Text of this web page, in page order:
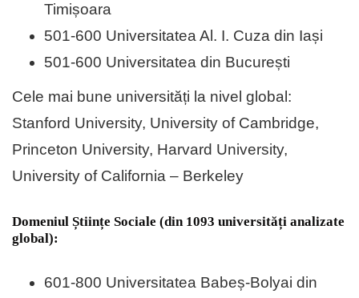
Timișoara
501-600 Universitatea Al. I. Cuza din Iași
501-600 Universitatea din București
Cele mai bune universități la nivel global:
Stanford University, University of Cambridge,
Princeton University, Harvard University,
University of California – Berkeley
Domeniul Științe Sociale (din 1093 universități analizate
global):
601-800 Universitatea Babeș-Bolyai din